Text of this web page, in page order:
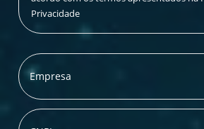
Privacidade
Empresa